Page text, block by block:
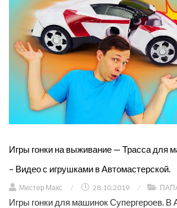
Игры гонки на выживание — Трасса для
– Видео с игрушками в Автомастерской.
Мистер Макс / 28.10.2019 /
Игры гонки для машинок Супергероев. В